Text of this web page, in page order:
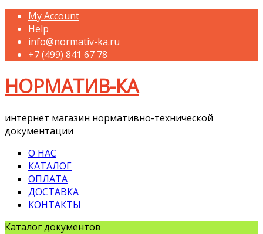
My Account
Help
info@normativ-ka.ru
+7 (499) 841 67 78
НОРМАТИВ-КА
интернет магазин нормативно-технической
документации
О НАС
КАТАЛОГ
ОПЛАТА
ДОСТАВКА
КОНТАКТЫ
Каталог документов